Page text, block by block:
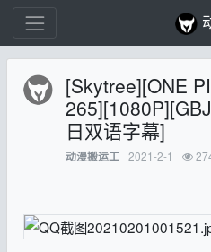
[Skytree][ONE
日双语字幕]
动漫搬运工 2021-2-1